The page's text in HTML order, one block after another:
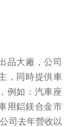
品大廠，公司
，同時提供車
例如：汽車座
用鋁鎂合金市
司去年營收以